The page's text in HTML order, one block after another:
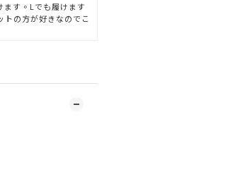
ます。Lでも履けます
トの方が好きなのでこ